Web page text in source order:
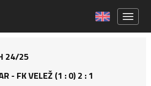
24/25
- FK VELEŽ (1 : 0) 2 : 1